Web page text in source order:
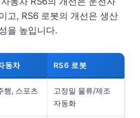
고, RS6 로봇의 개선은 생산
을 높입니다.
동차 RS6 로봇
행, 스포츠
고정밀 물류/제조
자동화